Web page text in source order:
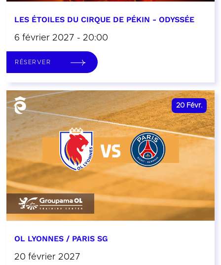
LES ÉTOILES DU CIRQUE DE PÉKIN - ODYSSÉE
6 février 2027 - 20:00
RÉSERVER
20 Févr.
OL LYONNES / PARIS SG
20 février 2027